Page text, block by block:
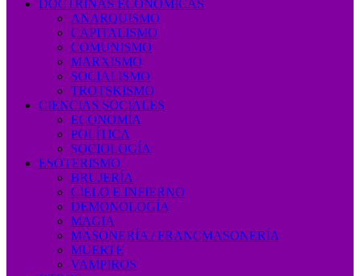
DOCTRINAS ECONÓMICAS
ANARQUISMO
CAPITALISMO
COMUNISMO
MARXISMO
SOCIALISMO
TROTSKISMO
CIENCIAS SOCIALES
ECONOMÍA
POLÍTICA
SOCIOLOGÍA
ESOTERISMO
BRUJERÍA
CIELO E INFIERNO
DEMONOLOGÍA
MAGIA
MASONERÍA / FRANCMASONERÍA
MUERTE
VAMPIROS